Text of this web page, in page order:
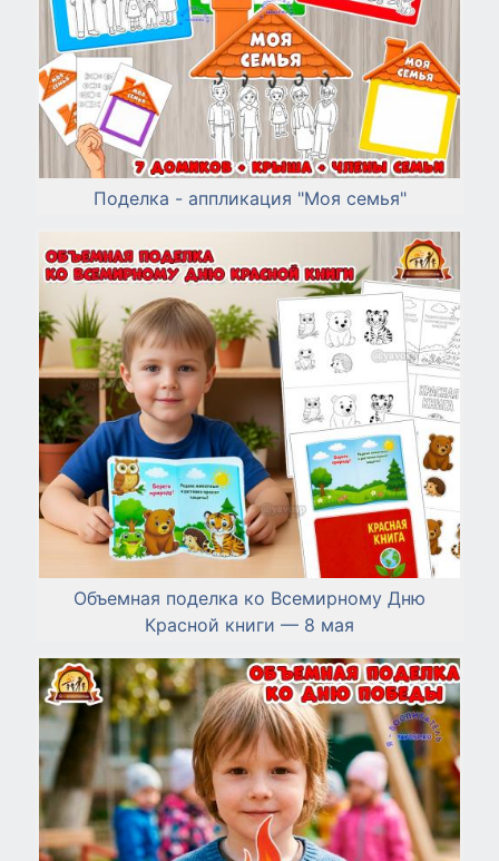
Поделка - аппликация "Моя семья"
Объемная поделка ко Всемирному Дню
Красной книги — 8 мая